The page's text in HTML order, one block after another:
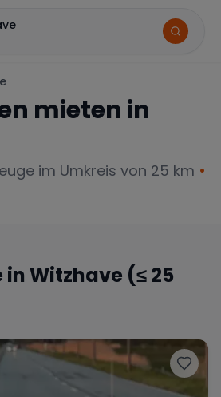
Ferrari
mieten in
im Umkreis von 25 km •
in Witzhave (≤ 25